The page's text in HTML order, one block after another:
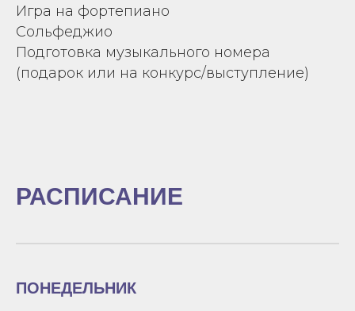
Игра на фортепиано
Сольфеджио
Подготовка музыкального номера
(подарок или на конкурс/выступление)
РАСПИСАНИЕ
ПОНЕДЕЛЬНИК